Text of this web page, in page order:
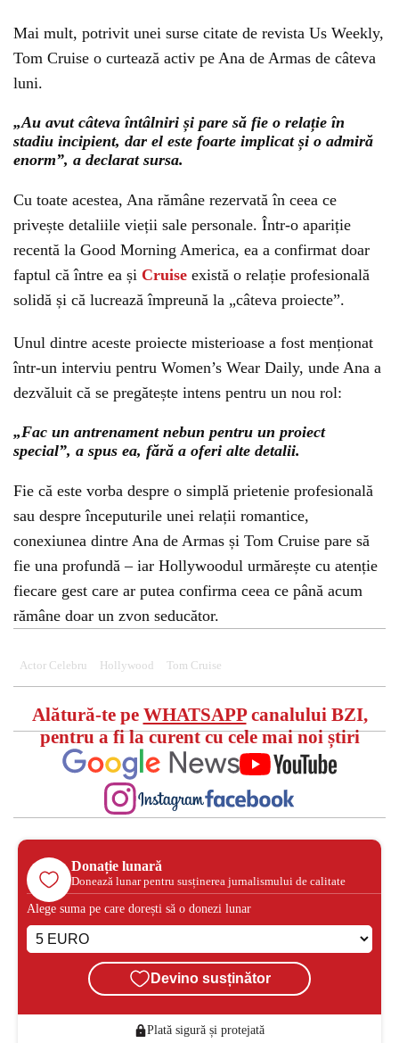
Mai mult, potrivit unei surse citate de revista Us Weekly,
Tom Cruise o curtează activ pe Ana de Armas de câteva
luni.
„Au avut câteva întâlniri și pare să fie o relație în
stadiu incipient, dar el este foarte implicat și o admiră
enorm”, a declarat sursa.
Cu toate acestea, Ana rămâne rezervată în ceea ce
privește detaliile vieții sale personale. Într-o apariție
recentă la Good Morning America, ea a confirmat doar
faptul că între ea și Cruise există o relație profesională
solidă și că lucrează împreună la „câteva proiecte”.
Unul dintre aceste proiecte misterioase a fost menționat
într-un interviu pentru Women’s Wear Daily, unde Ana a
dezvăluit că se pregătește intens pentru un nou rol:
„Fac un antrenament nebun pentru un proiect
special”, a spus ea, fără a oferi alte detalii.
Fie că este vorba despre o simplă prietenie profesională
sau despre începuturile unei relații romantice,
conexiunea dintre Ana de Armas și Tom Cruise pare să
fie una profundă – iar Hollywoodul urmărește cu atenție
fiecare gest care ar putea confirma ceea ce până acum
rămâne doar un zvon seducător.
Actor Celebru Hollywood Tom Cruise
Alătură-te pe WHATSAPPcanalului BZI,
pentru a fi la curent cu cele mai noi știri
Donație lunară
Donează lunar pentru susținerea jurnalismului de calitate
Alege suma pe care dorești să o donezi lunar
Devino susținător
Plată sigură și protejată